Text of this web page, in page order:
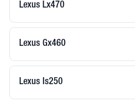
Lexus Lx470
Lexus Gx460
Lexus Is250